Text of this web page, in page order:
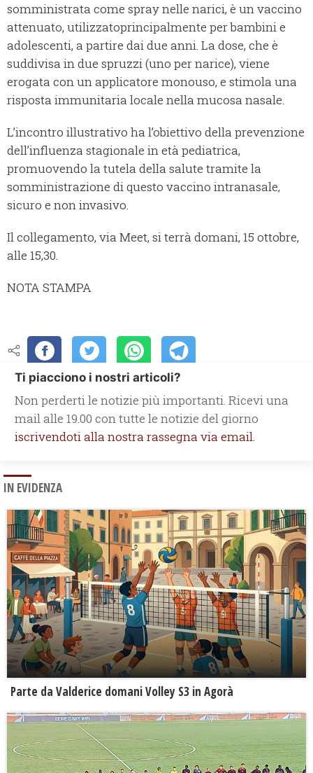
somministrata come spray nelle narici, è un vaccino
attenuato, utilizzatoprincipalmente per bambini e
adolescenti, a partire dai due anni. La dose, che è
suddivisa in due spruzzi (uno per narice), viene
erogata con un applicatore monouso, e stimola una
risposta immunitaria locale nella mucosa nasale.
L’incontro illustrativo ha l’obiettivo della prevenzione
dell’influenza stagionale in età pediatrica,
promuovendo la tutela della salute tramite la
somministrazione di questo vaccino intranasale,
sicuro e non invasivo.
Il collegamento, via Meet, si terrà domani, 15 ottobre,
alle 15,30.
NOTA STAMPA
Ti piacciono i nostri articoli?
Non perderti le notizie più importanti. Ricevi una
mail alle 19.00 con tutte le notizie del giorno
iscrivendoti alla nostra rassegna via email.
IN EVIDENZA
Parte da Valderice domani Volley S3 in Agorà